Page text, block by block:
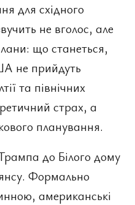
для східного
не вголос, але
що станеться,
не прийдуть
та північних
страх, а
планування.
до Білого дому
Формально
американські